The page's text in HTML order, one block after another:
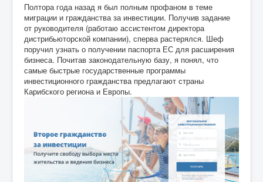
Полтора года назад я был полным профаном в теме
миграции и гражданства за инвестиции. Получив задание
от руководителя (работаю ассистентом директора
дистрибьюторской компании), сперва растерялся. Шеф
поручил узнать о получении паспорта ЕС для расширения
бизнеса. Почитав законодательную базу, я понял, что
самые быстрые государственные программы
инвестиционного гражданства предлагают страны
Карибского региона и Европы.